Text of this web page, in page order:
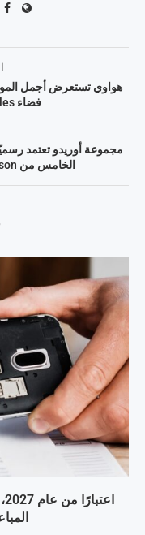
هواوي تستعرض أجمل
فضاء Mille Feuilles في المرسى
مجموعة أوريدو تعتمد
الخامس من Ericsson في مجال “إنترنت الأشياء”